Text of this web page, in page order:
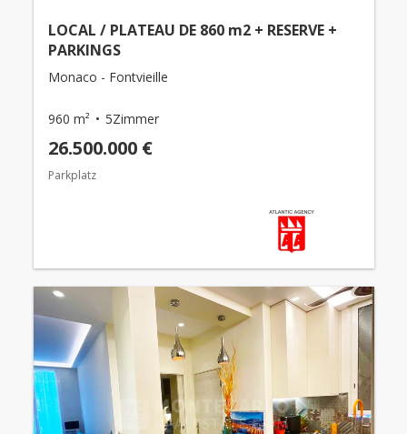
LOCAL / PLATEAU DE 860 m2 + RESERVE +
PARKINGS
Monaco - Fontvieille
960 m² 5Zimmer
26.500.000 €
Parkplatz